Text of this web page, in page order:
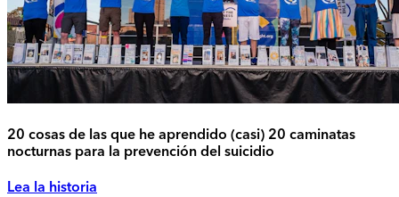
20 cosas de las que he aprendido (casi) 20 caminatas
nocturnas para la prevención del suicidio
Lea la historia